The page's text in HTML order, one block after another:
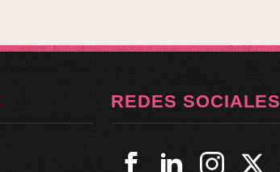
REDES SOCIALES